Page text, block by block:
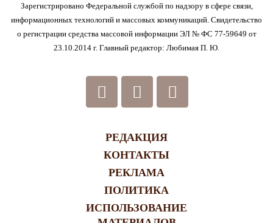
Зарегистрировано Федеральной службой по надзору в сфере связи,
информационных технологий и массовых коммуникаций. Свидетельство
о регистрации средства массовой информации ЭЛ № ФС 77-59649 от
23.10.2014 г. Главный редактор: Любимая П. Ю.
РЕДАКЦИЯ
КОНТАКТЫ
РЕКЛАМА
ПОЛИТИКА
ИСПОЛЬЗОВАНИЕ